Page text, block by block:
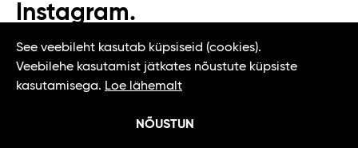
Instagram.
#t1tallinn #tasteoftallinn
See veebileht kasutab küpsiseid (cookies).
Veebilehe kasutamist jätkates nõustute küpsiste
kasutamisega. Loe lähemalt
NÕUSTUN